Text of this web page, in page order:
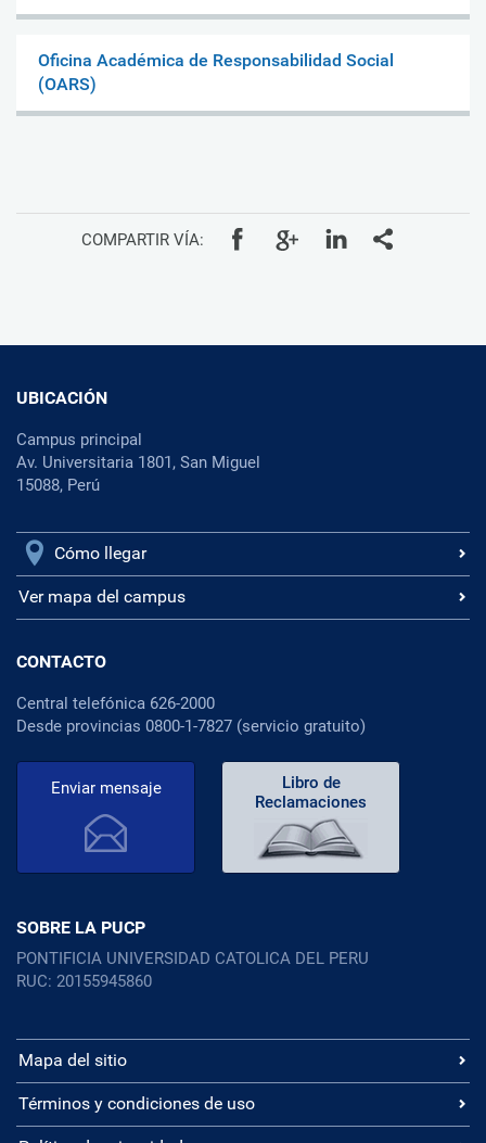
Oficina Académica de Responsabilidad Social
(OARS)
COMPARTIR VÍA:
UBICACIÓN
Campus principal
Av. Universitaria 1801, San Miguel
15088, Perú
Cómo llegar
Ver mapa del campus
CONTACTO
Central telefónica 626-2000
Desde provincias 0800-1-7827 (servicio gratuito)
Enviar mensaje
Libro de
Reclamaciones
SOBRE LA PUCP
PONTIFICIA UNIVERSIDAD CATOLICA DEL PERU
RUC: 20155945860
Mapa del sitio
Términos y condiciones de uso